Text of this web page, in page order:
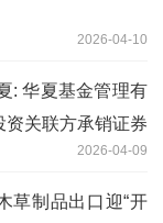
2026-04-10
: 华夏基金管理有
资关联方承销证券
2026-04-09
草制品出口迎“开